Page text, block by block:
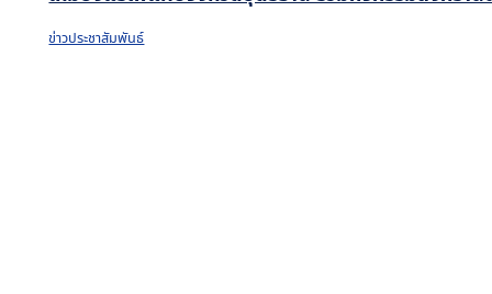
ข่าวประชาสัมพันธ์